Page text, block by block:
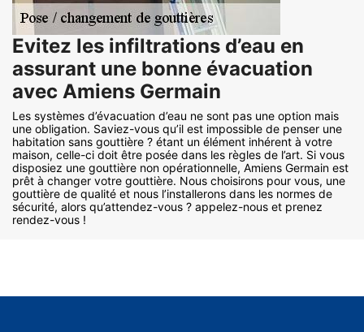
Evitez les infiltrations d’eau en
assurant une bonne évacuation
avec Amiens Germain
Les systèmes d’évacuation d’eau ne sont pas une option mais
une obligation. Saviez-vous qu’il est impossible de penser une
habitation sans gouttière ? étant un élément inhérent à votre
maison, celle-ci doit être posée dans les règles de l’art. Si vous
disposiez une gouttière non opérationnelle, Amiens Germain est
prêt à changer votre gouttière. Nous choisirons pour vous, une
gouttière de qualité et nous l’installerons dans les normes de
sécurité, alors qu’attendez-vous ? appelez-nous et prenez
rendez-vous !